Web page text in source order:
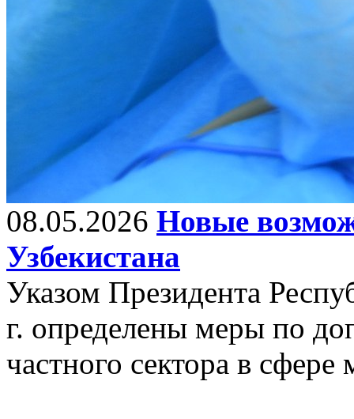
08.05.2026 Новые
Узбекистана
Указом Президента
г. определены меры по
частного сектора в